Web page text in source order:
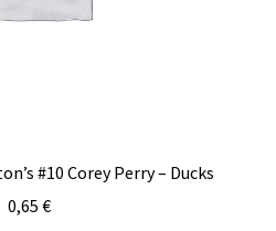
#10 Corey Perry – Ducks
0,65 €